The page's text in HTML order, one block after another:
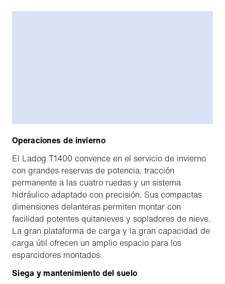
Operaciones de invierno
El Ladog T1400 convence en el servicio de invierno
con grandes reservas de potencia, tracción
permanente a las cuatro ruedas y un sistema
hidráulico adaptado con precisión. Sus compactas
dimensiones delanteras permiten montar con
facilidad potentes quitanieves y sopladores de nieve.
La gran plataforma de carga y la gran capacidad de
carga útil ofrecen un amplio espacio para los
esparcidores montados.
Siega y mantenimiento del suelo